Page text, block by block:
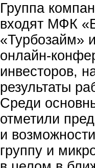
Группа
входят МФК
«Турбозайм»
онлайн-
инвесторов,
результаты
Среди
отметили
и
группу и